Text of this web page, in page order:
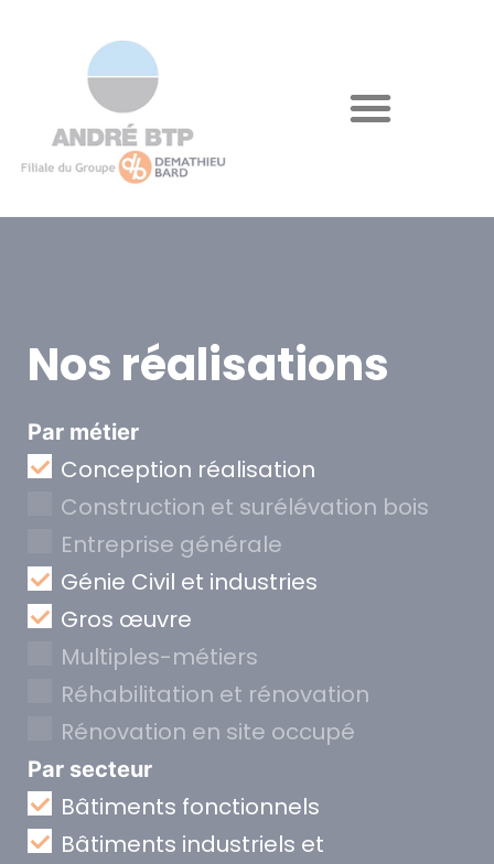
Nos réalisations
Par métier
Conception réalisation
Construction et surélévation bois
Entreprise générale
Génie Civil et industries
Gros œuvre
Multiples-métiers
Réhabilitation et rénovation
Rénovation en site occupé
Par secteur
Bâtiments fonctionnels
Bâtiments industriels et